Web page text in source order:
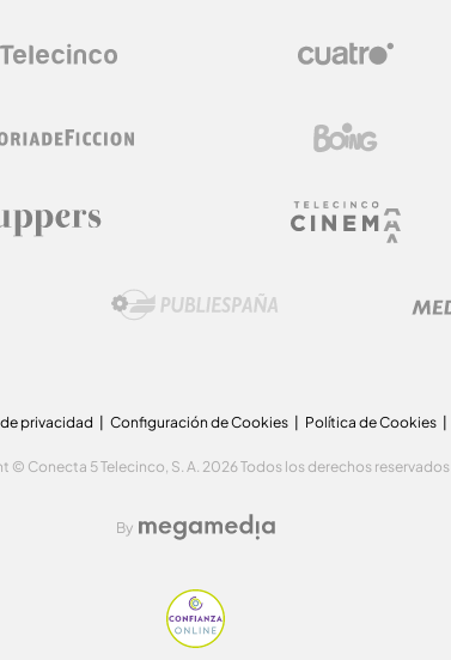
privacidad Configuración de Cookies Política de Cookies
© Conecta 5 Telecinco, S. A. 2026 Todos los derechos reservados
By